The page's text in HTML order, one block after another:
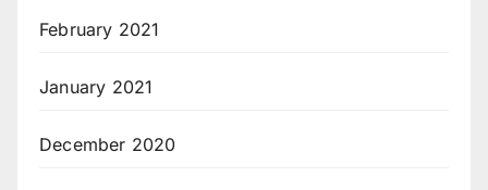
February 2021
January 2021
December 2020